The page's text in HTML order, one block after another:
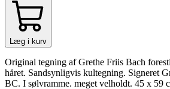
Læg i kurv
Original tegning af Grethe Friis Bach
håret. Sandsynligvis kultegning. Signeret
BC. I sølvramme. meget velholdt. 45 x 59